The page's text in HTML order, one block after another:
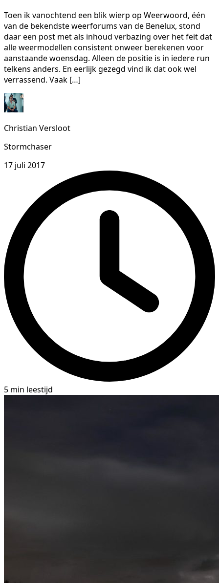
Toen ik vanochtend een blik wierp op Weerwoord, één
van de bekendste weerforums van de Benelux, stond
daar een post met als inhoud verbazing over het feit dat
alle weermodellen consistent onweer berekenen voor
aanstaande woensdag. Alleen de positie is in iedere run
telkens anders. En eerlijk gezegd vind ik dat ook wel
verrassend. Vaak […]
Christian Versloot
Stormchaser
17 juli 2017
5 min leestijd